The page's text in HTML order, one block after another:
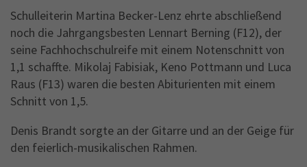
Schulleiterin Martina Becker-Lenz ehrte abschließend
noch die Jahrgangsbesten Lennart Berning (F12), der
seine Fachhochschulreife mit einem Notenschnitt von
1,1 schaffte. Mikolaj Fabisiak, Keno Pottmann und Luca
Raus (F13) waren die besten Abiturienten mit einem
Schnitt von 1,5.
Denis Brandt sorgte an der Gitarre und an der Geige für
den feierlich-musikalischen Rahmen.